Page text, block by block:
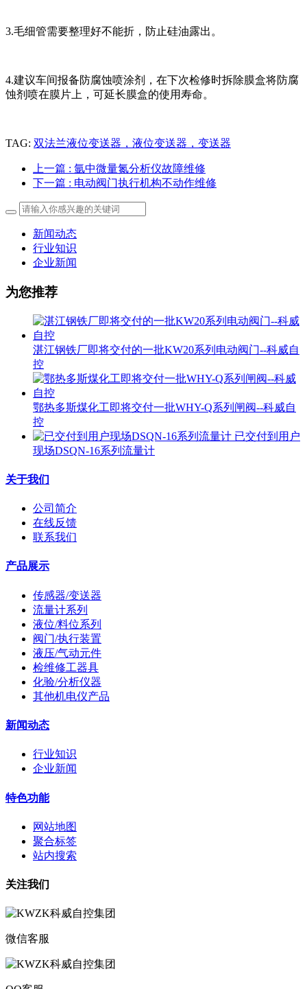
3.毛细管需要整理好不能折，防止硅油露出。
4.建议车间报备防腐蚀喷涂剂，在下次检修时拆除膜盒将防腐
蚀剂喷在膜片上，可延长膜盒的使用寿命。
TAG: 双法兰液位变送器，液位变送器，变送器
上一篇 : 氩中微量氮分析仪故障维修
下一篇 : 电动阀门执行机构不动作维修
新闻动态
行业知识
企业新闻
为您推荐
湛江钢铁厂即将交付的一批KW20系列电动阀门--科威自
控
鄂热多斯煤化工即将交付一批WHY-Q系列闸阀--科威自
控
已交付到用户
现场DSQN-16系列流量计
关于我们
公司简介
在线反馈
联系我们
产品展示
传感器/变送器
流量计系列
液位/料位系列
阀门/执行装置
液压/气动元件
检维修工器具
化验/分析仪器
其他机电仪产品
新闻动态
行业知识
企业新闻
特色功能
网站地图
聚合标签
站内搜索
关注我们
微信客服